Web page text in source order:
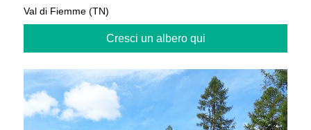
Val di Fiemme (TN)
Cresci un albero qui